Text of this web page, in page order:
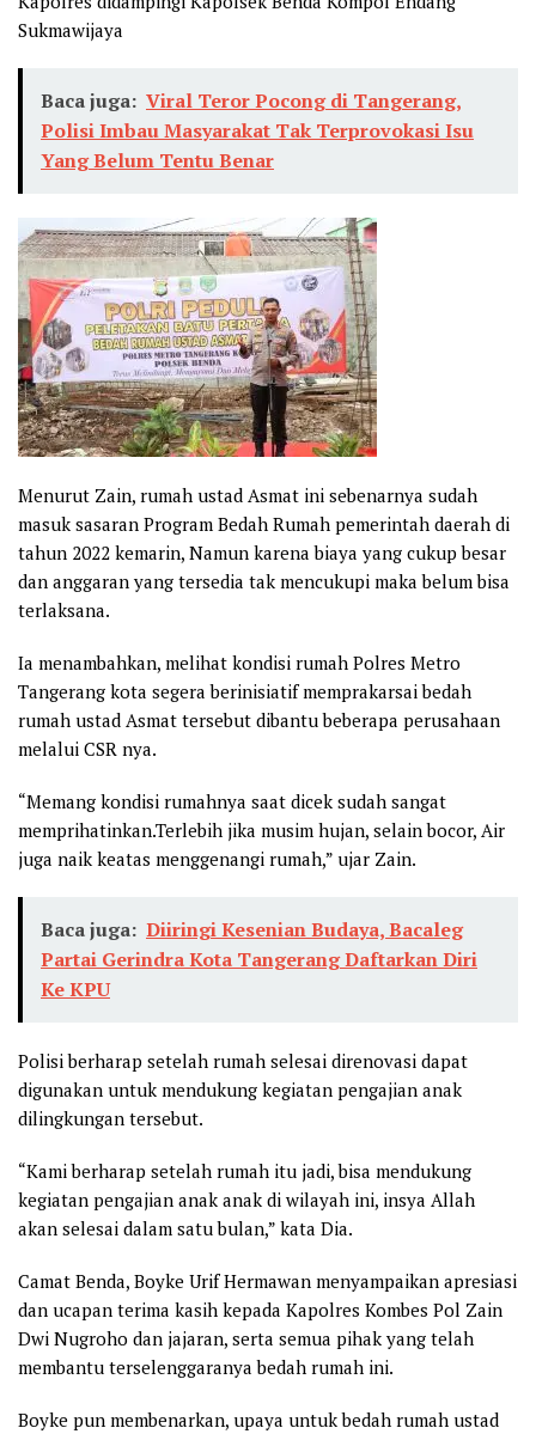
Sukmawijaya
Baca juga: Viral Teror Pocong di Tangerang,
Polisi Imbau Masyarakat Tak Terprovokasi Isu
Yang Belum Tentu Benar
Menurut Zain, rumah ustad Asmat ini sebenarnya sudah
masuk sasaran Program Bedah Rumah pemerintah daerah di
tahun 2022 kemarin, Namun karena biaya yang cukup besar
dan anggaran yang tersedia tak mencukupi maka belum bisa
terlaksana.
Ia menambahkan, melihat kondisi rumah Polres Metro
Tangerang kota segera berinisiatif memprakarsai bedah
rumah ustad Asmat tersebut dibantu beberapa perusahaan
melalui CSR nya.
“Memang kondisi rumahnya saat dicek sudah sangat
memprihatinkan.Terlebih jika musim hujan, selain bocor, Air
juga naik keatas menggenangi rumah,” ujar Zain.
Baca juga: Diiringi Kesenian Budaya, Bacaleg
Partai Gerindra Kota Tangerang Daftarkan Diri
Ke KPU
Polisi berharap setelah rumah selesai direnovasi dapat
digunakan untuk mendukung kegiatan pengajian anak
dilingkungan tersebut.
“Kami berharap setelah rumah itu jadi, bisa mendukung
kegiatan pengajian anak anak di wilayah ini, insya Allah
akan selesai dalam satu bulan,” kata Dia.
Camat Benda, Boyke Urif Hermawan menyampaikan apresiasi
dan ucapan terima kasih kepada Kapolres Kombes Pol Zain
Dwi Nugroho dan jajaran, serta semua pihak yang telah
membantu terselenggaranya bedah rumah ini.
Boyke pun membenarkan, upaya untuk bedah rumah ustad